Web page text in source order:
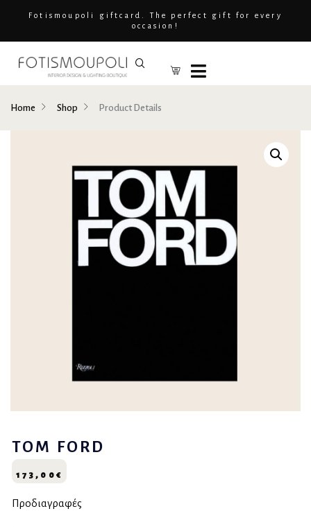
Fotismoupoli giftcard. The perfect gift for every
occasion!
Home Shop Product Details
TOM FORD
173,00 €
Προδιαγραφές